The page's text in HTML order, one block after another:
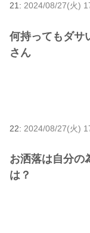
21: 2024/08/27(火)
何持ってもダサ
さん
22: 2024/08/27(火)
お洒落は自分の
は？